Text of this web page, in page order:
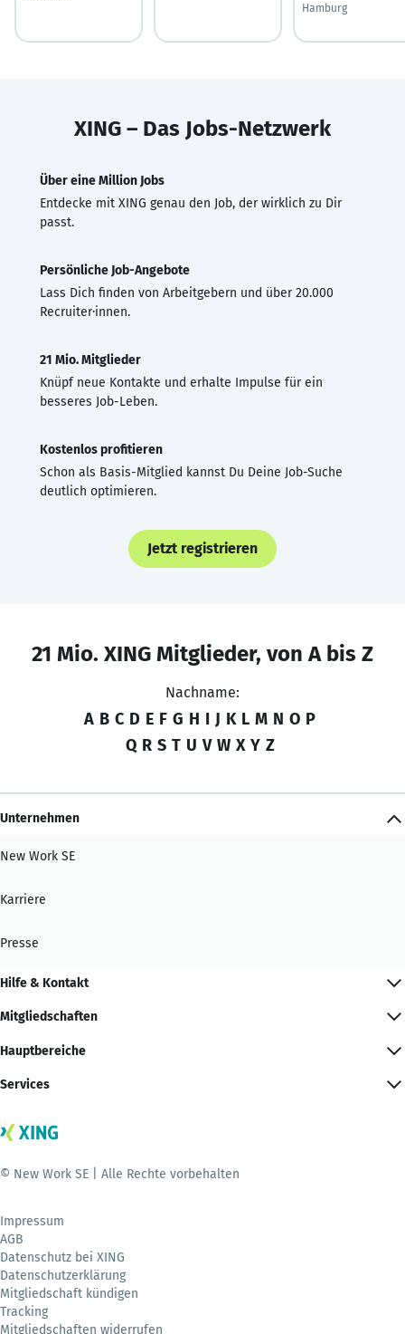
Hamburg
XING – Das Jobs-Netzwerk
Über eine Million Jobs
Entdecke mit XING genau den Job, der wirklich zu Dir
passt.
Persönliche Job-Angebote
Lass Dich finden von Arbeitgebern und über 20.000
Recruiter·innen.
21 Mio. Mitglieder
Knüpf neue Kontakte und erhalte Impulse für ein
besseres Job-Leben.
Kostenlos profitieren
Schon als Basis-Mitglied kannst Du Deine Job-Suche
deutlich optimieren.
Jetzt registrieren
21 Mio. XING Mitglieder, von A bis Z
Nachname:
A B C D E F G H I J K L M N O P
Q R S T U V W X Y Z
Unternehmen
New Work SE
Karriere
Presse
Hilfe & Kontakt
Mitgliedschaften
Hauptbereiche
Services
© New Work SE | Alle Rechte vorbehalten
Impressum
AGB
Datenschutz bei XING
Datenschutzerklärung
Mitgliedschaft kündigen
Tracking
Mitgliedschaften widerrufen